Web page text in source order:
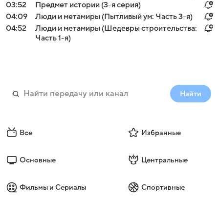
03:52
Предмет истории (3-я серия)
04:09
Люди и метамиры (Пытливый ум: Часть 3-я)
04:52
Люди и метамиры (Шедевры строительства:
Часть 1-я)
Найти
Все Избранные
Основные Центральные
Фильмы и Сериалы Спортивные